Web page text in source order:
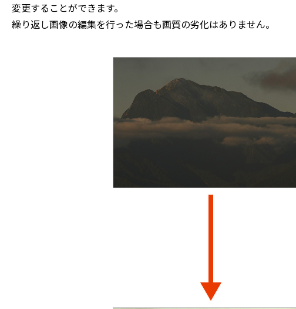
変更することができます。
繰り返し画像の編集を行った場合も画質の劣化はありません。